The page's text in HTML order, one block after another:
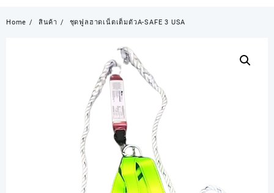
Home สินค้า ชุดฟูลฮาดเน็ตเต็มตัวA-SAFE 3 USA